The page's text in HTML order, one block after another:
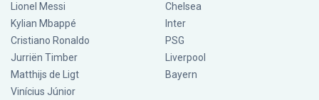
Lionel Messi
Kylian Mbappé
Cristiano Ronaldo
Jurriën Timber
Matthijs de Ligt
Vinícius Júnior
Chelsea
Inter
PSG
Liverpool
Bayern